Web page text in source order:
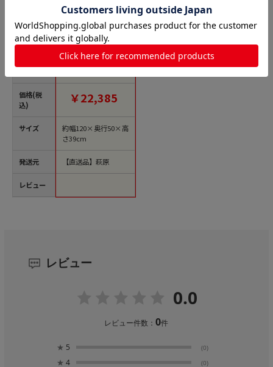
価格(税
込)
サイズ
発送元
レビュー
萩原 テーブル 幅120
cm ナチュラル RL-14
単位1台）【直送品】
￥22,385
約幅120×奥行50×高
さ39cm
【直送品】萩原
レビュー
0.0
レビュー件数：0件
★ 5 (0)
★ 4 (0)